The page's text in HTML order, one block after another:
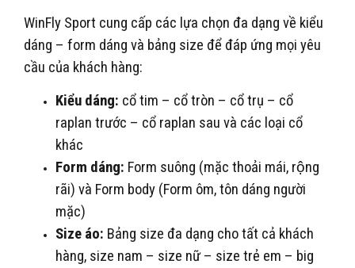
WinFly Sport cung cấp các lựa chọn đa dạng về kiểu
dáng – form dáng và bảng size để đáp ứng mọi yêu
cầu của khách hàng:
Kiểu dáng: cổ tim – cổ tròn – cổ trụ – cổ
raplan trước – cổ raplan sau và các loại cổ
khác
Form dáng: Form suông (mặc thoải mái, rộng
rãi) và Form body (Form ôm, tôn dáng người
mặc)
Size áo: Bảng size đa dạng cho tất cả khách
hàng, size nam – size nữ – size trẻ em – big